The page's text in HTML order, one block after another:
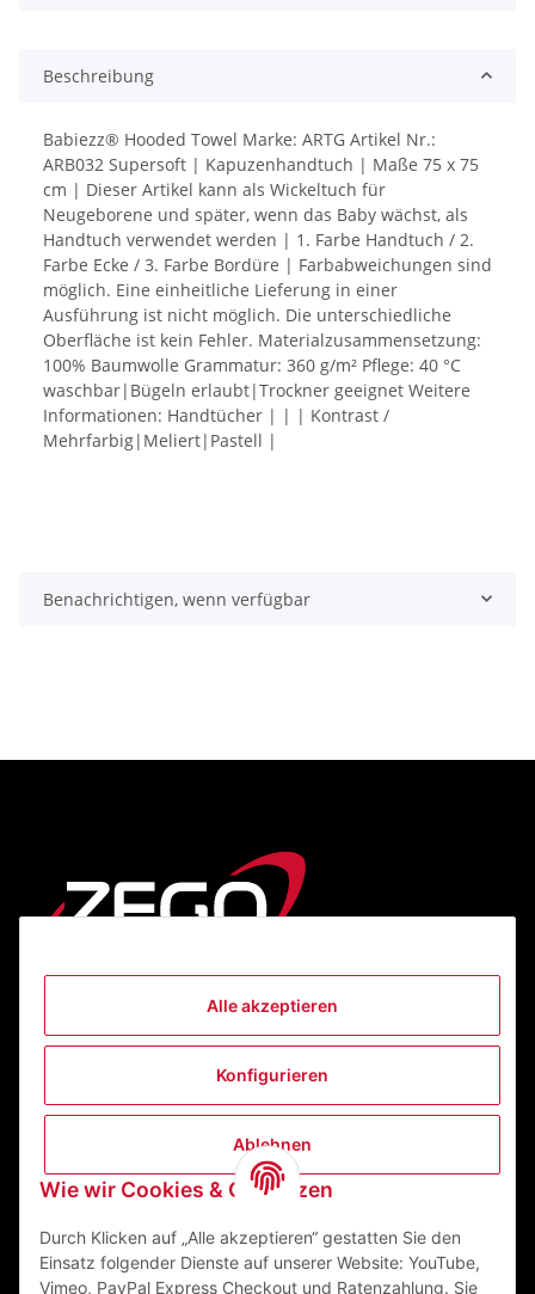
Alle akzeptieren
Konfigurieren
Ablehnen
Wie wir Cookies & Co nutzen
Durch Klicken auf „Alle akzeptieren“ gestatten Sie den
Einsatz folgender Dienste auf unserer Website: YouTube,
Vimeo, PayPal Express Checkout und Ratenzahlung. Sie
Beschreibung
Babiezz® Hooded Towel Marke: ARTG Artikel Nr.:
ARB032 Supersoft | Kapuzenhandtuch | Maße 75 x 75
cm | Dieser Artikel kann als Wickeltuch für
Neugeborene und später, wenn das Baby wächst, als
Handtuch verwendet werden | 1. Farbe Handtuch / 2.
Farbe Ecke / 3. Farbe Bordüre | Farbabweichungen sind
möglich. Eine einheitliche Lieferung in einer
Ausführung ist nicht möglich. Die unterschiedliche
Oberfläche ist kein Fehler. Materialzusammensetzung:
100% Baumwolle Grammatur: 360 g/m² Pflege: 40 °C
waschbar|Bügeln erlaubt|Trockner geeignet Weitere
Informationen: Handtücher | | | Kontrast /
Mehrfarbig|Meliert|Pastell |
Benachrichtigen, wenn verfügbar
Informationen
ZEGO Textilveredelungszentrum GmbH
63741 Aschaffenburg Deutschland